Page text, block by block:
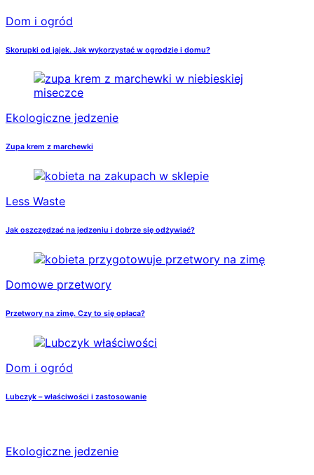
Dom i ogród
Skorupki od jajek. Jak wykorzystać w ogrodzie i domu?
Ekologiczne jedzenie
Zupa krem z marchewki
Less Waste
Jak oszczędzać na jedzeniu i dobrze się odżywiać?
Domowe przetwory
Przetwory na zimę. Czy to się opłaca?
Dom i ogród
Lubczyk – właściwości i zastosowanie
Ekologiczne jedzenie